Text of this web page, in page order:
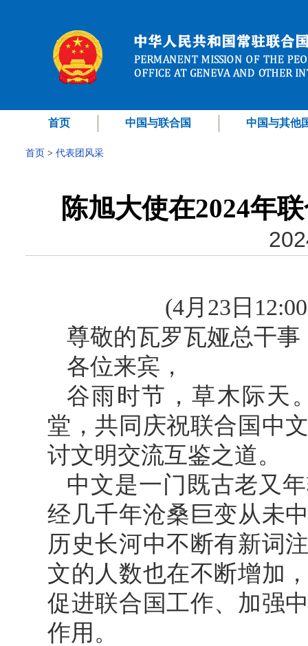
首页 中国与联合国 中国与其他
首页 > 代表团风采
陈旭大使在2024年
(4月23日
尊敬的瓦罗瓦娅总干
各位来宾，
谷雨时节，草木际天
堂，共同庆祝联合国中
讨文明交流互鉴之道。
中文是一门既古老又
经几千年沧桑巨变从未
历史长河中不断有新词
文的人数也在不断增加
促进联合国工作、加强
作用。